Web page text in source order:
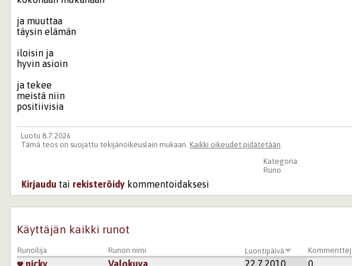
ja muuttaa
täysin elämän
iloisin ja
hyvin asioin
ja tekee
meistä niin
positiivisia
Luotu 8.7.2026
Tämä teos on suojattu tekijänoikeuslain mukaan. Kaikki oikeudet pidätetään
Kategoria:
Runo
Kirjaudu tai rekisteröidy kommentoidaksesi
Käyttäjän kaikki runot
Runoilija Runon nimi Luontipäivä
nicky Valokuva 22.7.2010 0